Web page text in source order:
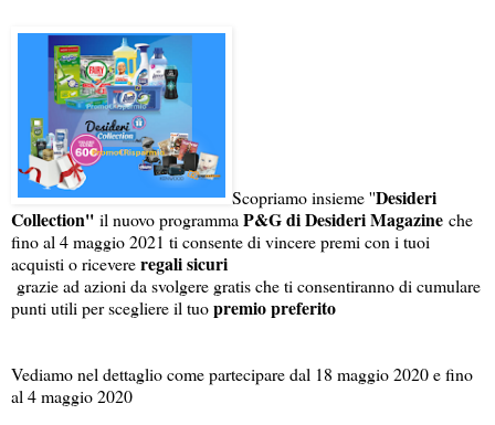
Scopriamo insieme ''Desideri
Collection'' il nuovo programma P&G di Desideri Magazine che
fino al 4 maggio 2021 ti consente di vincere premi con i tuoi
acquisti o ricevereregali sicuri
grazie ad azioni da svolgere gratis che ti consentiranno di cumulare
punti utili per scegliere il tuopremio preferito
Vediamo nel dettaglio come partecipare dal 18 maggio 2020 e fino
al 4 maggio 2020